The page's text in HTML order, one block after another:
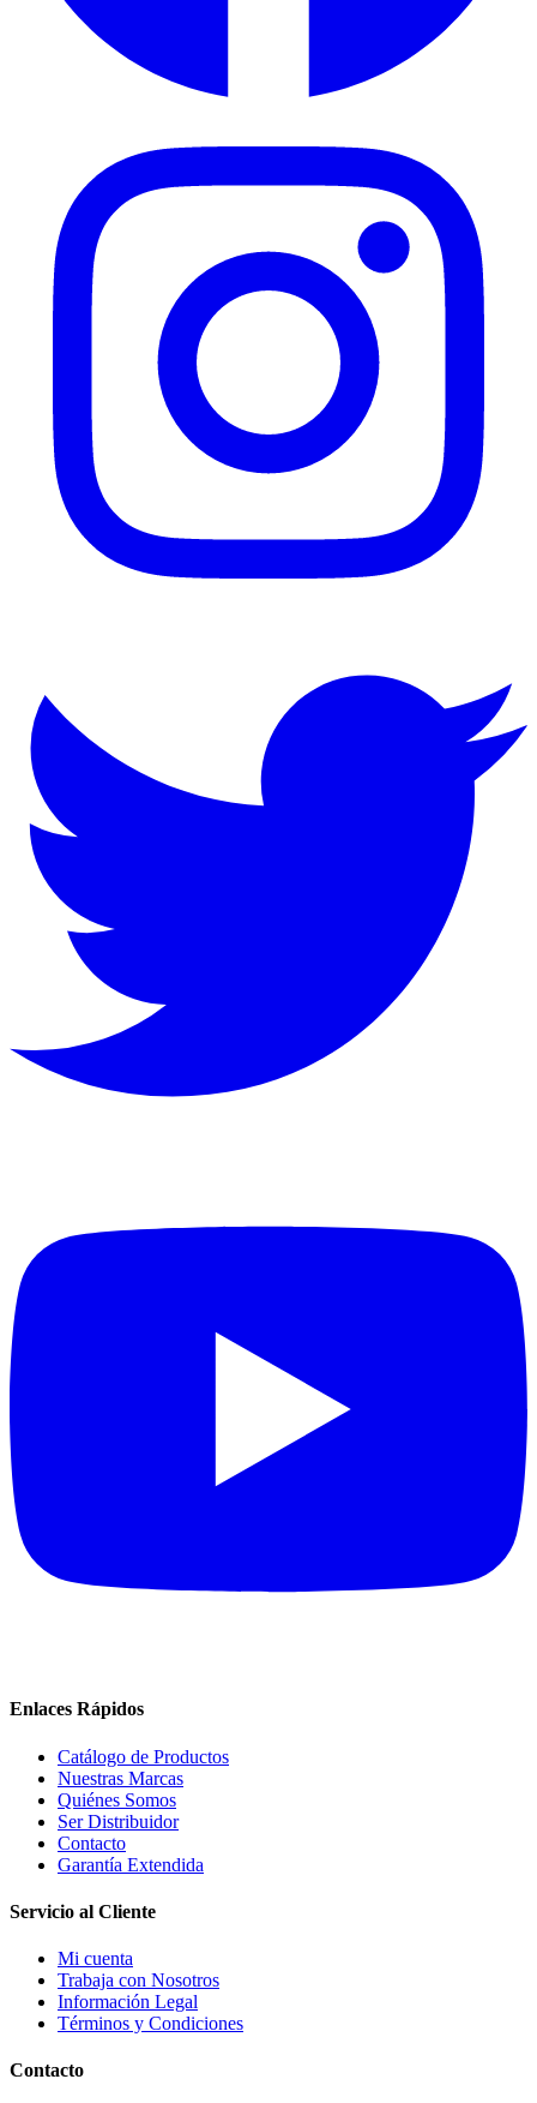
Enlaces Rápidos
Catálogo de Productos
Nuestras Marcas
Quiénes Somos
Ser Distribuidor
Contacto
Garantía Extendida
Servicio al Cliente
Mi cuenta
Trabaja con Nosotros
Información Legal
Términos y Condiciones
Contacto